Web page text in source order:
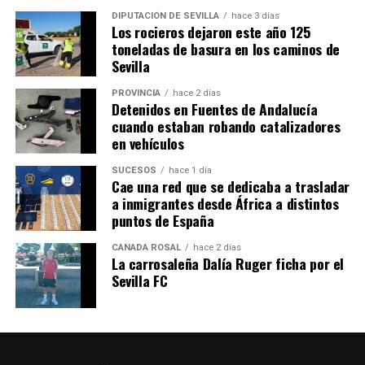
DIPUTACIÓN DE SEVILLA hace 3 días
Los rocieros dejaron este año 125
toneladas de basura en los caminos de
Sevilla
PROVINCIA hace 2 días
Detenidos en Fuentes de Andalucía
cuando estaban robando catalizadores
en vehículos
SUCESOS hace 1 día
Cae una red que se dedicaba a trasladar
a inmigrantes desde África a distintos
puntos de España
CAÑADA ROSAL hace 2 días
La carrosaleña Dalía Ruger ficha por el
Sevilla FC